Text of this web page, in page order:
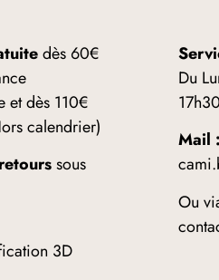
dès 60€
et dès 110€
calendrier)
retourssous
3D
Du
17h30
Mail :
Ou